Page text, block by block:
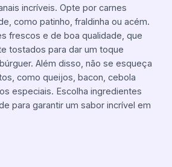
incríveis. Opte por carnes
como patinho, fraldinha ou acém.
frescos e de boa qualidade, que
tostados para dar um toque
Além disso, não se esqueça
como queijos, bacon, cebola
especiais. Escolha ingredientes
para garantir um sabor incrível em